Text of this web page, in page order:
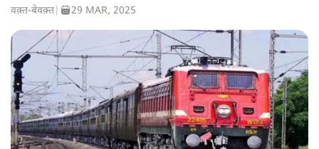
वक़्त-बेवक़्त 29 MAR, 2025